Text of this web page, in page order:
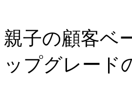
親子の顧客ベ
ップグレード